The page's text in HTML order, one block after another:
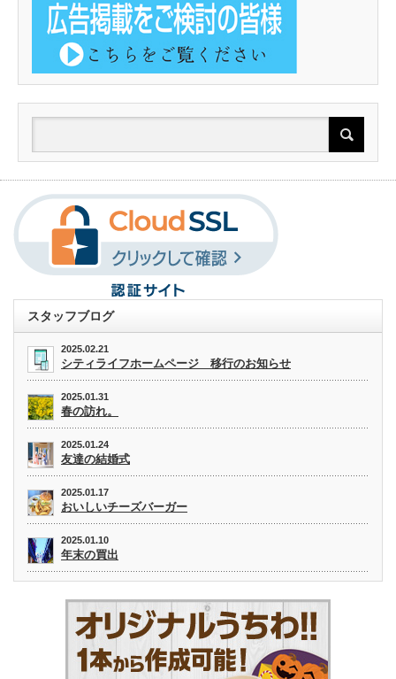
スタッフブログ
2025.02.21
シティライフホームページ 移行のお知らせ
2025.01.31
春の訪れ。
2025.01.24
友達の結婚式
2025.01.17
おいしいチーズバーガー
2025.01.10
年末の買出